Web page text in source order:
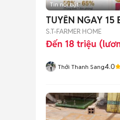
Tin nổi bật
S.T-FARMER HOME
Đến 18 triệu
Thới Thanh Sang4.0